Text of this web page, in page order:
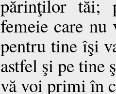
părinţilor tăi;
femeie care nu
pentru tine îşi
astfel şi pe tine
vă voi primi în